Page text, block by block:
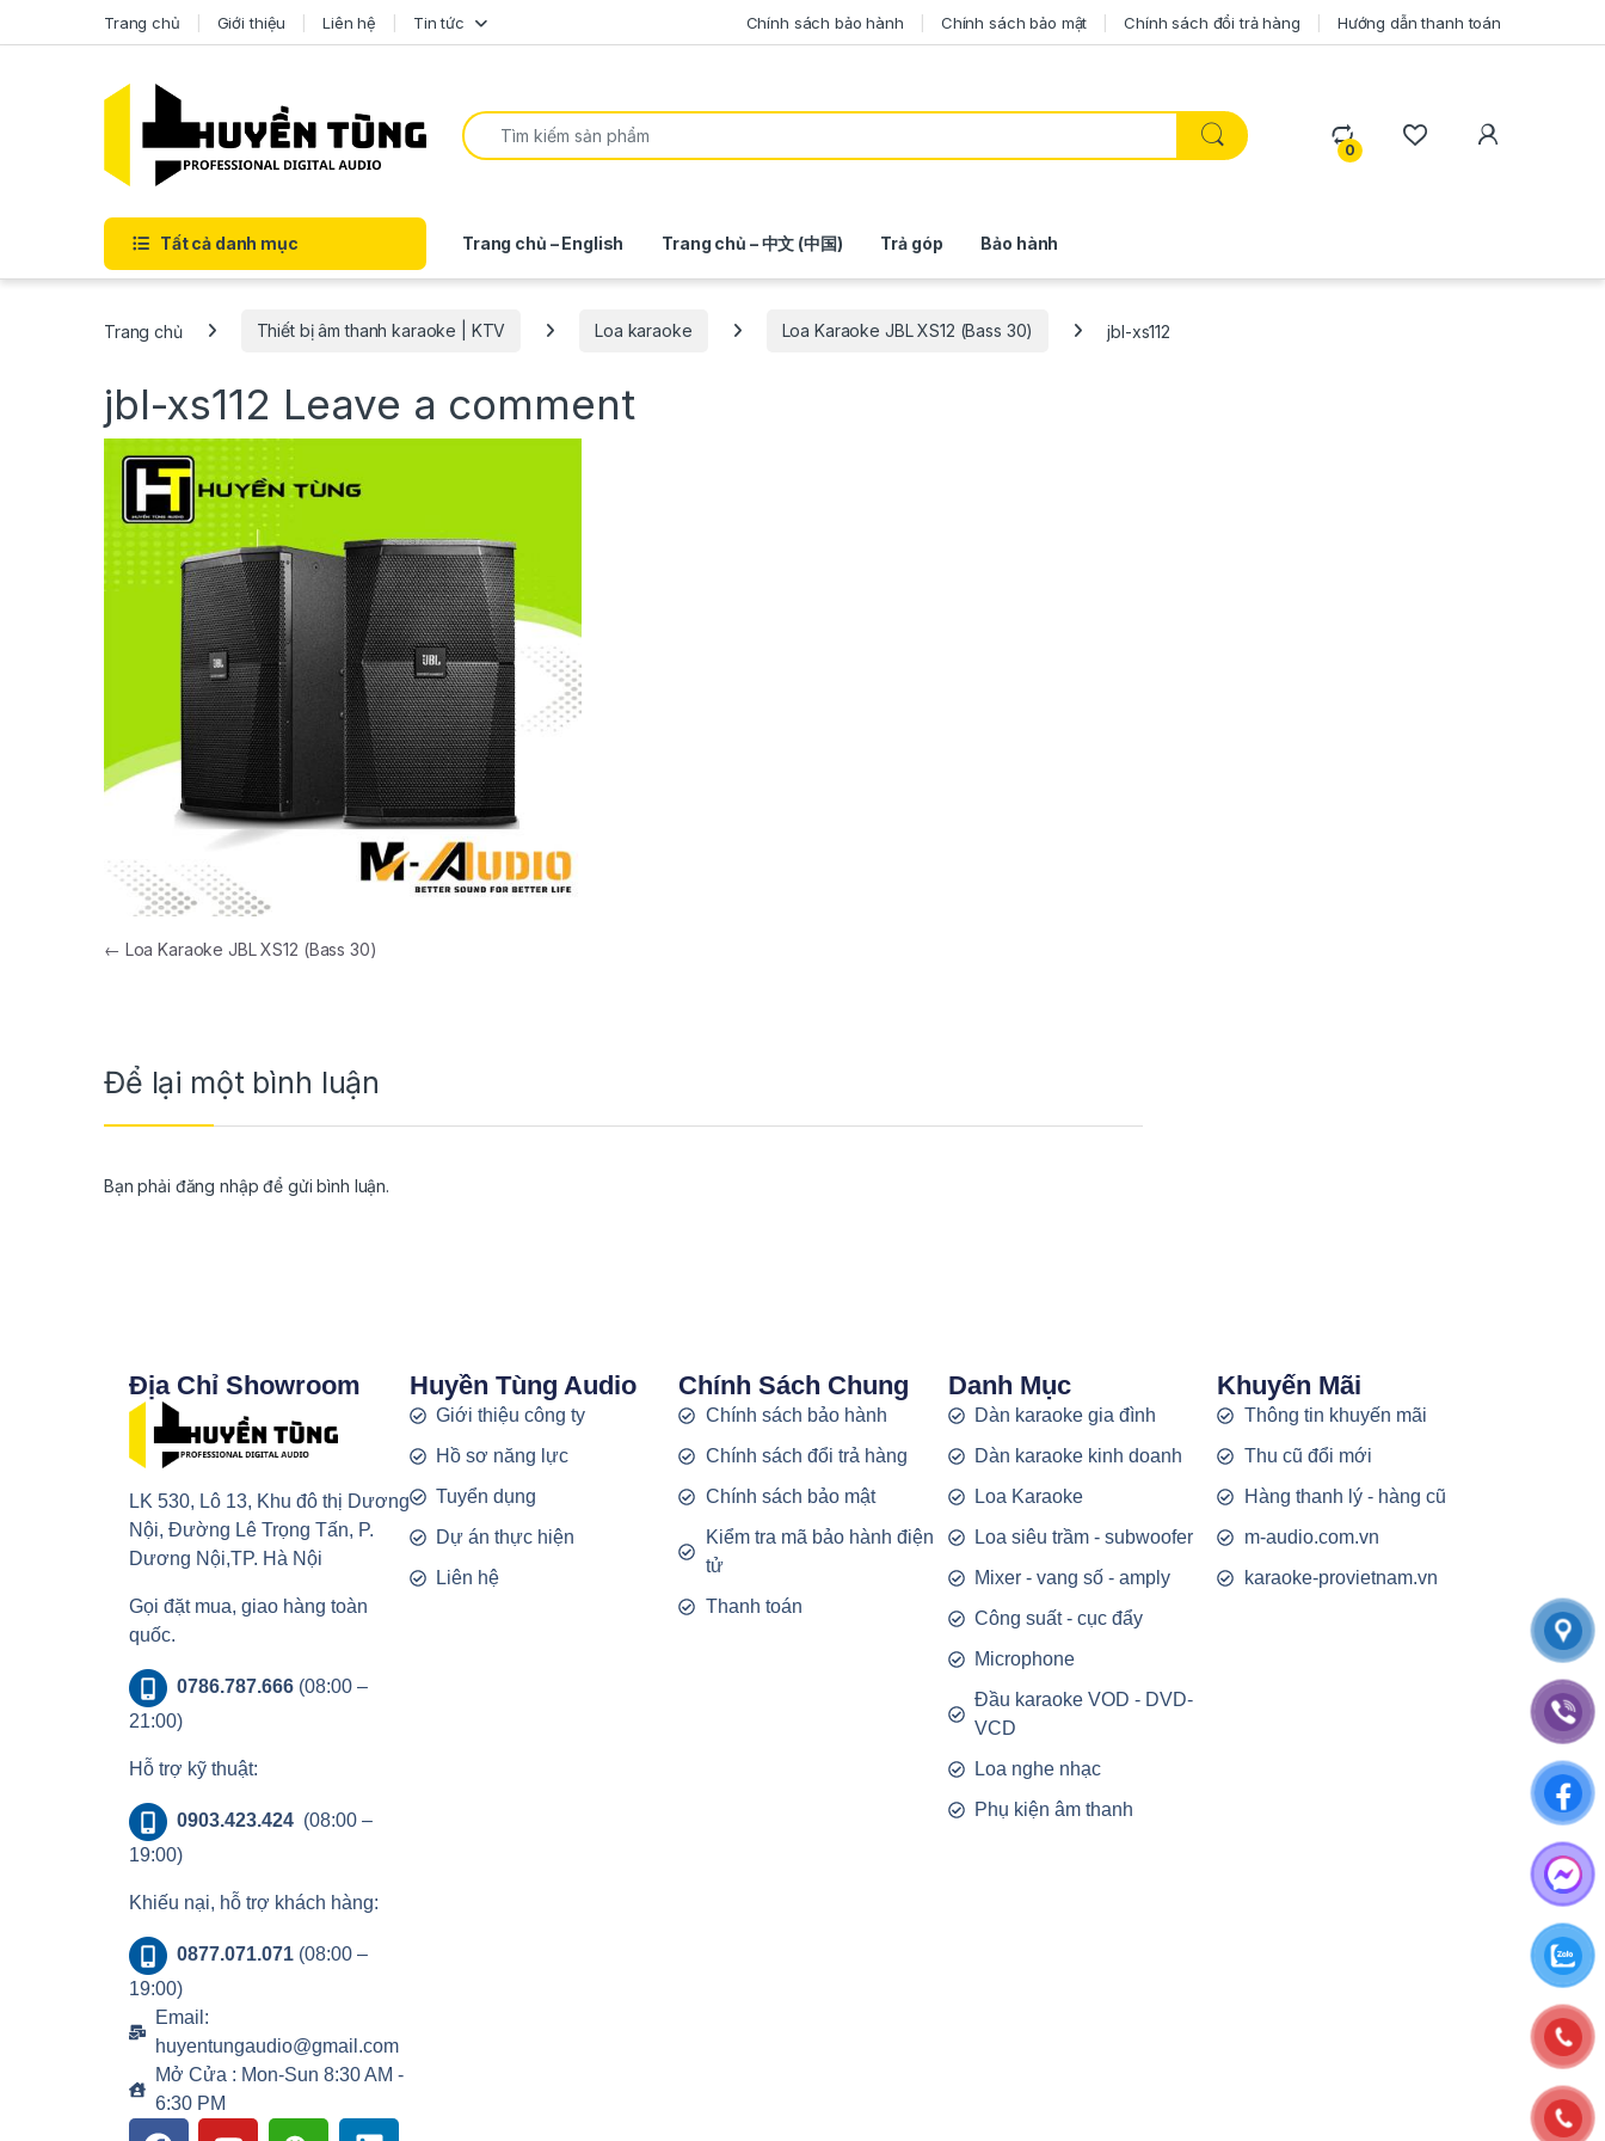
Trang chủ Giới thiệu Liên hệ Tin tức Chính sách bảo hành Chính sách bảo mật Chính sách đổi trả hàng Hướng dẫn thanh toán
0
Tất cả danh mục Trang chủ – English Trang chủ – 中文 (中国) Trả góp Bảo hành
Trang chủ Thiết bị âm thanh karaoke | KTV Loa karaoke Loa Karaoke JBL XS12 (Bass 30) jbl-xs112
jbl-xs112 Leave a comment
← Loa Karaoke JBL XS12 (Bass 30)
Để lại một bình luận
Bạn phải đăng nhập để gửi bình luận.
Địa Chỉ Showroom
LK 530, Lô 13, Khu đô thị Dương
Nội, Đường Lê Trọng Tấn, P.
Dương Nội,TP. Hà Nội
Gọi đặt mua, giao hàng toàn
quốc.
0786.787.666(08:00 –
21:00)
Hỗ trợ kỹ thuật:
0903.423.424 (08:00 –
19:00)
Khiếu nại, hỗ trợ khách hàng:
0877.071.071(08:00 –
19:00)
Email:
huyentungaudio@gmail.com
Mở Cửa : Mon-Sun 8:30 AM -
6:30 PM
Huyền Tùng Audio
Giới thiệu công ty
Hồ sơ năng lực
Tuyển dụng
Dự án thực hiện
Liên hệ
Chính Sách Chung
Chính sách bảo hành
Chính sách đổi trả hàng
Chính sách bảo mật
Kiểm tra mã bảo hành điện
tử
Thanh toán
Danh Mục
Dàn karaoke gia đình
Dàn karaoke kinh doanh
Loa Karaoke
Loa siêu trầm - subwoofer
Mixer - vang số - amply
Công suất - cục đẩy
Microphone
Đầu karaoke VOD - DVD-
VCD
Loa nghe nhạc
Phụ kiện âm thanh
Khuyến Mãi
Thông tin khuyến mãi
Thu cũ đổi mới
Hàng thanh lý - hàng cũ
m-audio.com.vn
karaoke-provietnam.vn